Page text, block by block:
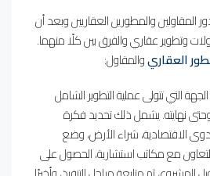
المقاولين والمطورين العقاريين وبعد أن
وتطوير عقاري والفرق بين كلًا منهما.
العقاريوالمقاول:
الجهة التي تتولى عملية التطوير الشامل
نهايته. يشمل ذلك تحديد فكرة
الاقتصادية، شراء الأرض، وضع
مع مكاتب استشارية، الحصول على